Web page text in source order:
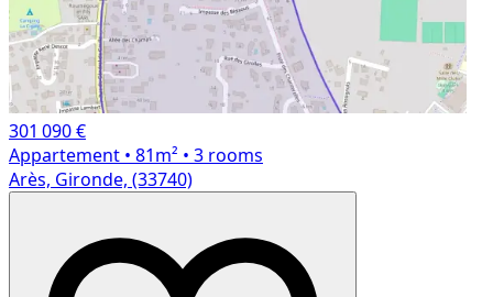
301 090 €
Appartement • 81m² • 3 rooms
Arès, Gironde, (33740)